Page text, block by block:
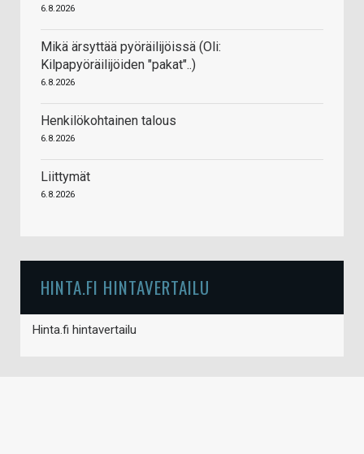
6.8.2026
Mikä ärsyttää pyöräilijöissä (Oli:
Kilpapyöräilijöiden "pakat"..)
6.8.2026
Henkilökohtainen talous
6.8.2026
Liittymät
6.8.2026
HINTA.FI HINTAVERTAILU
Hinta.fi hintavertailu